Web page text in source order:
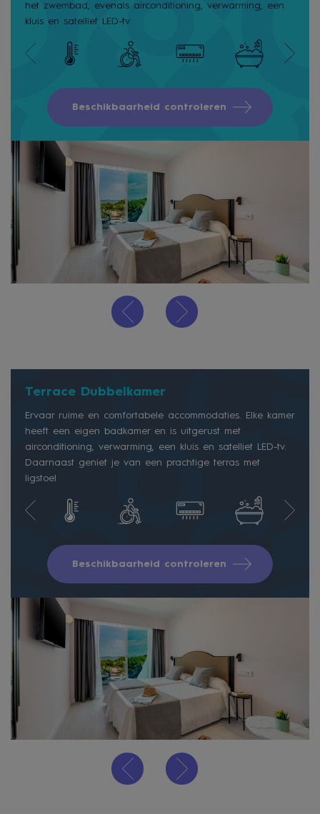
het zwembad, evenals airconditioning, verwarming, een
kluis en satelliet LED-tv.
Beschikbaarheid controleren
Terrace Dubbelkamer
Ervaar ruime en comfortabele accommodaties. Elke kamer
heeft een eigen badkamer en is uitgerust met
airconditioning, verwarming, een kluis en satelliet LED-tv.
Daarnaast geniet je van een prachtige terras met
ligstoel
Beschikbaarheid controleren